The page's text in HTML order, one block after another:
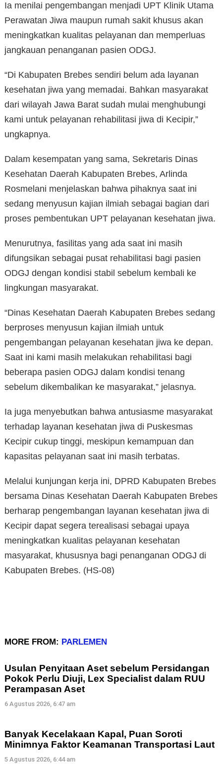
Ia menilai pengembangan menjadi UPT Klinik Utama
Perawatan Jiwa maupun rumah sakit khusus akan
meningkatkan kualitas pelayanan dan memperluas
jangkauan penanganan pasien ODGJ.
“Di Kabupaten Brebes sendiri belum ada layanan
kesehatan jiwa yang memadai. Bahkan masyarakat
dari wilayah Jawa Barat sudah mulai menghubungi
kami untuk pelayanan rehabilitasi jiwa di Kecipir,”
ungkapnya.
Dalam kesempatan yang sama, Sekretaris Dinas
Kesehatan Daerah Kabupaten Brebes, Arlinda
Rosmelani menjelaskan bahwa pihaknya saat ini
sedang menyusun kajian ilmiah sebagai bagian dari
proses pembentukan UPT pelayanan kesehatan jiwa.
Menurutnya, fasilitas yang ada saat ini masih
difungsikan sebagai pusat rehabilitasi bagi pasien
ODGJ dengan kondisi stabil sebelum kembali ke
lingkungan masyarakat.
“Dinas Kesehatan Daerah Kabupaten Brebes sedang
berproses menyusun kajian ilmiah untuk
pengembangan pelayanan kesehatan jiwa ke depan.
Saat ini kami masih melakukan rehabilitasi bagi
beberapa pasien ODGJ dalam kondisi tenang
sebelum dikembalikan ke masyarakat,” jelasnya.
Ia juga menyebutkan bahwa antusiasme masyarakat
terhadap layanan kesehatan jiwa di Puskesmas
Kecipir cukup tinggi, meskipun kemampuan dan
kapasitas pelayanan saat ini masih terbatas.
Melalui kunjungan kerja ini, DPRD Kabupaten Brebes
bersama Dinas Kesehatan Daerah Kabupaten Brebes
berharap pengembangan layanan kesehatan jiwa di
Kecipir dapat segera terealisasi sebagai upaya
meningkatkan kualitas pelayanan kesehatan
masyarakat, khususnya bagi penanganan ODGJ di
Kabupaten Brebes. (HS-08)
MORE FROM: PARLEMEN
Usulan Penyitaan Aset sebelum Persidangan
Pokok Perlu Diuji, Lex Specialist dalam RUU
Perampasan Aset
6 Agustus 2026, 6:47 am
Banyak Kecelakaan Kapal, Puan Soroti
Minimnya Faktor Keamanan Transportasi Laut
5 Agustus 2026, 6:44 am